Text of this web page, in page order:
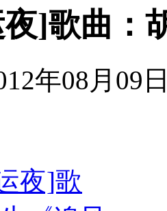
]歌曲：
年08月09